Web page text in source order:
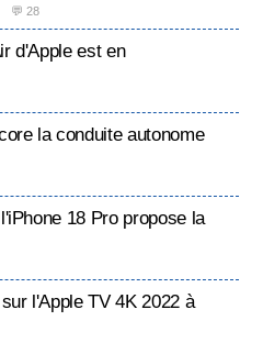
💬 28
d'Apple est en
la conduite autonome
18 Pro propose la
l'Apple TV 4K 2022 à